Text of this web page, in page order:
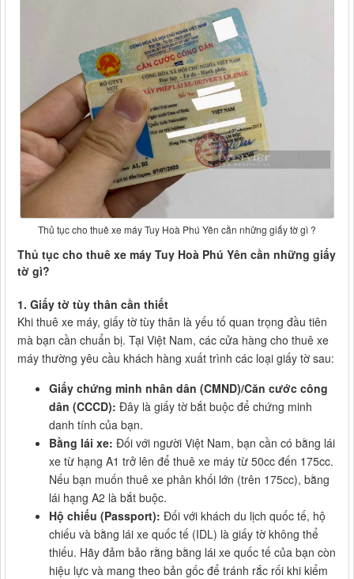
Thủ tục cho thuê xe máy Tuy Hoà Phú Yên cần những giấy tờ gì ?
Thủ tục cho thuê xe máy Tuy Hoà Phú Yên cần những giấy
tờ gì?
1. Giấy tờ tùy thân cần thiết
Khi thuê xe máy, giấy tờ tùy thân là yếu tố quan trọng đầu tiên
mà bạn cần chuẩn bị. Tại Việt Nam, các cửa hàng cho thuê xe
máy thường yêu cầu khách hàng xuất trình các loại giấy tờ sau:
Giấy chứng minh nhân dân (CMND)/Căn cước công
dân (CCCD): Đây là giấy tờ bắt buộc để chứng minh
danh tính của bạn.
Bằng lái xe: Đối với người Việt Nam, bạn cần có bằng lái
xe từ hạng A1 trở lên để thuê xe máy từ 50cc đến 175cc.
Nếu bạn muốn thuê xe phân khối lớn (trên 175cc), bằng
lái hạng A2 là bắt buộc.
Hộ chiếu (Passport): Đối với khách du lịch quốc tế, hộ
chiếu và bằng lái xe quốc tế (IDL) là giấy tờ không thể
thiếu. Hãy đảm bảo rằng bằng lái xe quốc tế của bạn còn
hiệu lực và mang theo bản gốc để tránh rắc rối khi kiểm